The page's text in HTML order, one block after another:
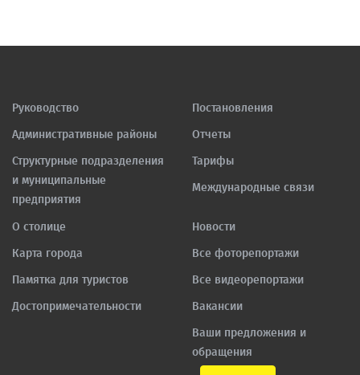
Руководство
Административные районы
Структурные подразделения
и муниципальные
предприятия
Постановления
Отчеты
Тарифы
Международные связи
О столице
Карта города
Памятка для туристов
Достопримечательности
Новости
Все фоторепортажи
Все видеорепортажи
Вакансии
Ваши предложения и
обращения